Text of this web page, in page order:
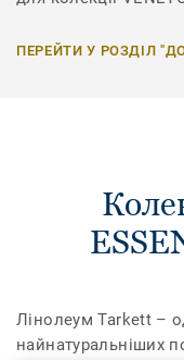
ПЕРЕЙТИ У РОЗДІЛ
Лінолеум Tarkett –
найнатуральніших